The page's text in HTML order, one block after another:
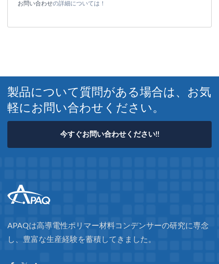
お問い合わせの詳細については！
製品について質問がある場合は、お気
軽にお問い合わせください。
今すぐお問い合わせください!!
APAQは高導電性ポリマー材料コンデンサーの研究に専念
し、豊富な生産経験を蓄積してきました。